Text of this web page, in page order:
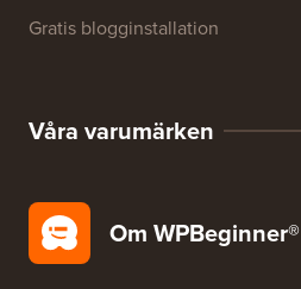
Gratis blogginstallation
Våra varumärken
Om WPBeginner®